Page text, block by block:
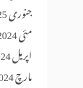
جنوری 2025
مئی 2024
اپریل 2024
مارچ 2024